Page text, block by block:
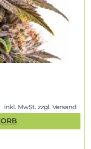
inkl. MwSt. zzgl. Versand